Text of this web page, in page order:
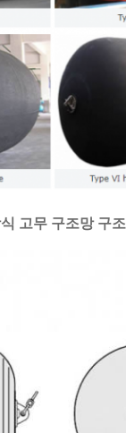
고무 구조망 구조